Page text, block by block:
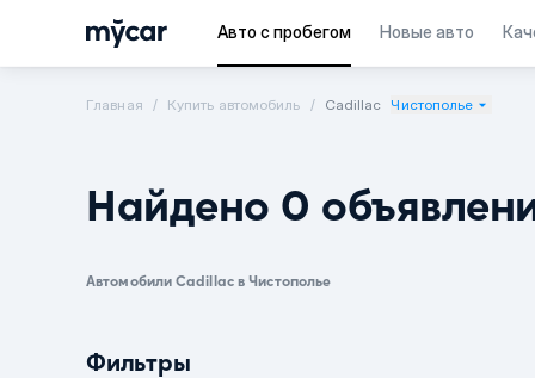
Авто с пробегом Новые авто
Главная Купить автомобиль Cadillac Чистополье
Найдено 0
Автомобили Cadillac в Чистополье
Фильтры